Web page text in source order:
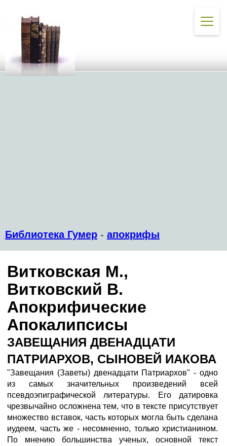
Библиотека Гумер - апокрифы
Витковская М.,
Витковский В.
Апокрифические
Апокалипсисы
ЗАВЕЩАНИЯ ДВЕНАДЦАТИ
ПАТРИАРХОВ, СЫНОВЕЙ ИАКОВА
"Завещания (Заветы) двенадцати Патриархов" - одно
из самых значительных произведений всей
псевдоэпиграфической литературы. Его датировка
чрезвычайно осложнена тем, что в тексте присутствует
множество вставок, часть которых могла быть сделана
иудеем, часть же - несомненно, только христианином.
По мнению большинства ученых, основной текст